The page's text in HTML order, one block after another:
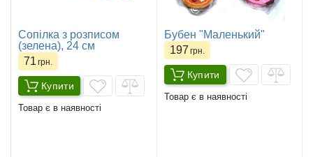
Сопілка з розписом
(зелена), 24 см
71 грн.
Купити
Товар є в наявності
Бубен "Маленький"
197 грн.
Купити
Товар є в наявності